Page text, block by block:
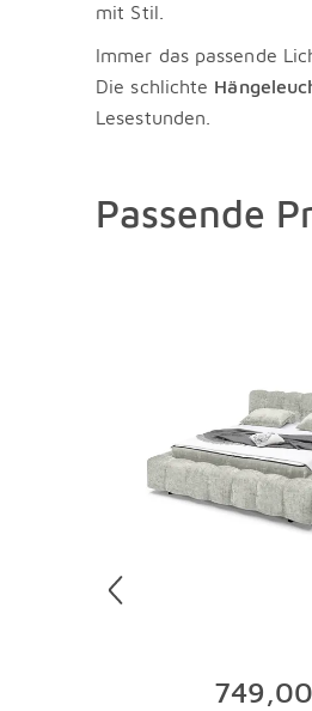
mit Stil.
Immer das passende
Die schlichte
Lesestunden.
Passende